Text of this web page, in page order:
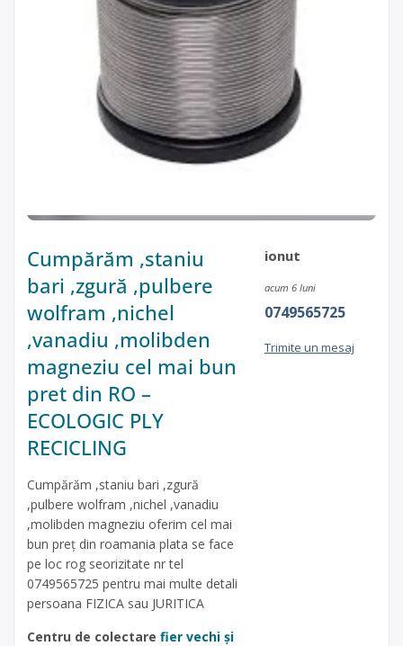
Cumpărăm ,staniu
bari ,zgură ,pulbere
wolfram ,nichel
,vanadiu ,molibden
magneziu cel mai bun
pret din RO –
ECOLOGIC PLY
RECICLING
Cumpărăm ,staniu bari ,zgură
,pulbere wolfram ,nichel ,vanadiu
,molibden magneziu oferim cel mai
bun preț din roamania plata se face
pe loc rog seorizitate nr tel
0749565725 pentru mai multe detali
persoana FIZICA sau JURITICA
Centru de colectare fier vechi și
ionut
acum 6 luni
0749565725
Trimite un mesaj